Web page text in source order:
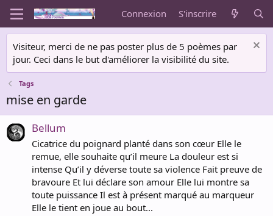
Connexion S'inscrire
Visiteur, merci de ne pas poster plus de 5 poèmes par
jour. Ceci dans le but d'améliorer la visibilité du site.
Tags
mise en garde
Bellum
Cicatrice du poignard planté dans son cœur Elle le
remue, elle souhaite qu’il meure La douleur est si
intense Qu’il y déverse toute sa violence Fait preuve de
bravoure Et lui déclare son amour Elle lui montre sa
toute puissance Il est à présent marqué au marqueur
Elle le tient en joue au bout...